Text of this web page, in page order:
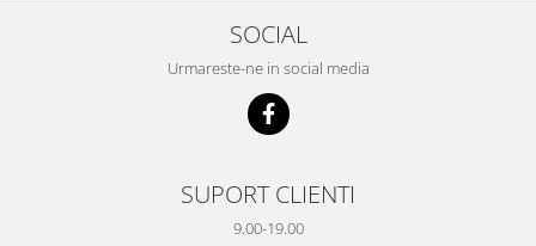
SOCIAL
Urmareste-ne in social media
SUPORT CLIENTI
9.00-19.00